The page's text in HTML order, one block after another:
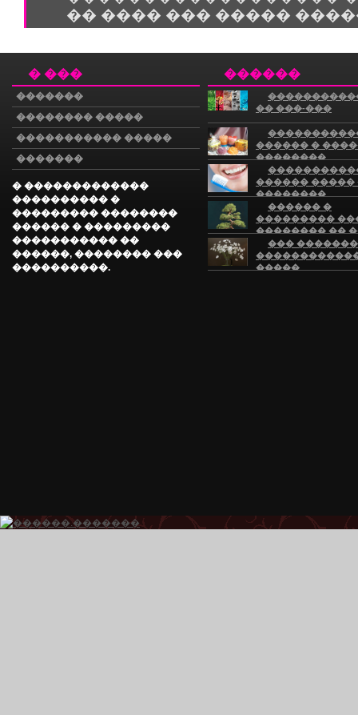
�� ���� ��� �����
� ���
�������
�������� �����
����������� �����
�������
� �������������
���������� �
��������� ��������
������ � ���������
����������� ��
������, �������� ���
����������.
������
�� ���-���
������ �
��������
������ �����
��������
�������������� �
���������
�������� ��
���
��� �������
�����